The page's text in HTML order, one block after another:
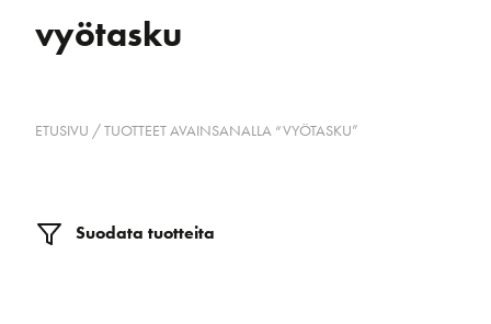
vyötasku
ETUSIVU / TUOTTEET AVAINSANALLA “VYÖTASKU”
Suodata tuotteita